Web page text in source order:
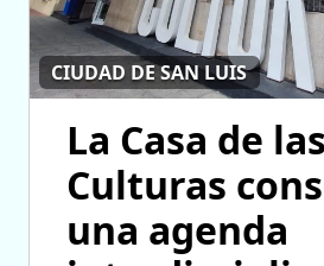
CIUDAD DE SAN LUIS
La Casa de las
Culturas
una agenda